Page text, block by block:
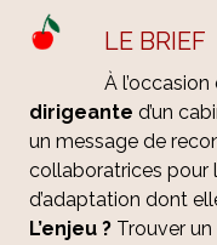
LE BRIEF
À l’occasion
dirigeante d’un
un message de
collaboratrices pour
d’adaptation dont
L’enjeu ? Trouver